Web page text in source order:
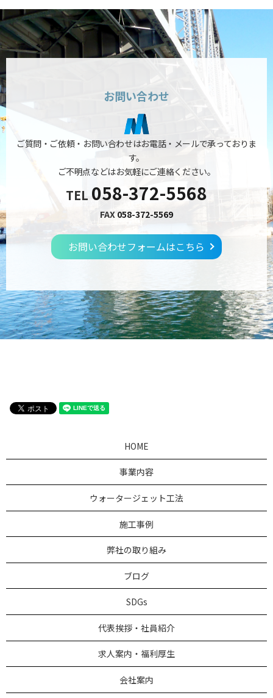
お問い合わせ
ご質問・ご依頼・お問い合わせはお電話・メールで承っておりま
す。
ご不明点などはお気軽にご連絡ください。
TEL 058-372-5568
FAX 058-372-5569
お問い合わせフォームはこちら
HOME
事業内容
ウォータージェット工法
施工事例
弊社の取り組み
ブログ
SDGs
代表挨拶・社員紹介
求人案内・福利厚生
会社案内